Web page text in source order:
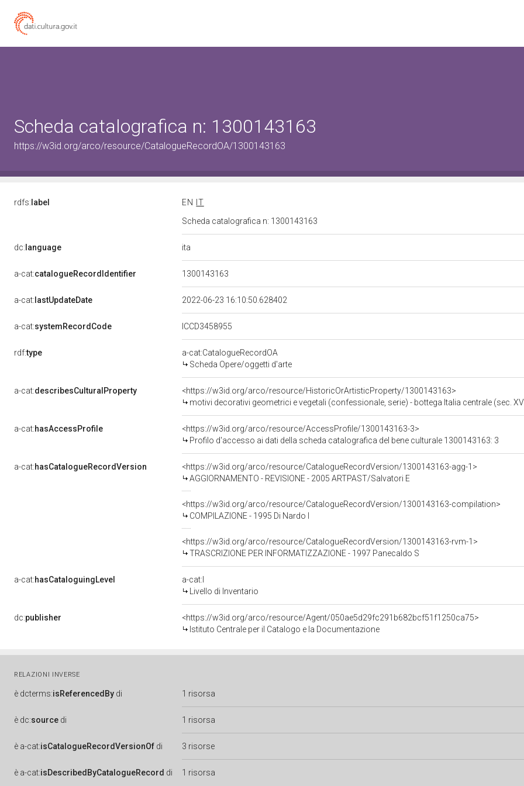
Scheda catalografica n: 1300143163
https://w3id.org/arco/resource/CatalogueRecordOA/1300143163
rdfs: label EN
IT
Scheda catalografica n: 1300143163
dc: language ita
a-cat:catalogueRecordIdentifier 1300143163
a-cat: lastUpdateDate 2022-06-23 16:10:50.628402
a-cat:systemRecordCode ICCD3458955
rdf:type
a-cat:CatalogueRecordOA
Scheda Opere/oggetti d'arte
a-cat:describesCulturalProperty
<https://w3id.org/arco/resource/HistoricOrArtisticProperty/1300143163>
motivi decorativi geometrici e vegetali (confessionale, serie) - bottega Italia centrale (sec.
a-cat:hasAccessProfile
<https://w3id.org/arco/resource/AccessProfile/1300143163-3>
Profilo d'accesso ai dati della scheda catalografica del bene culturale 1300143163: 3
a-cat:hasCatalogueRecordVersion
<https://w3id.org/arco/resource/CatalogueRecordVersion/1300143163-agg-1>
AGGIORNAMENTO - REVISIONE - 2005 ARTPAST/Salvatori E
<https://w3id.org/arco/resource/CatalogueRecordVersion/1300143163-compilation>
COMPILAZIONE - 1995 Di Nardo I
<https://w3id.org/arco/resource/CatalogueRecordVersion/1300143163-rvm-1>
TRASCRIZIONE PER INFORMATIZZAZIONE - 1997 Panecaldo S
a-cat:hasCataloguingLevel
a-cat:I
Livello di Inventario
dc:publisher
<https://w3id.org/arco/resource/Agent/050ae5d29fc291b682bcf51f1250ca75>
Istituto Centrale per il Catalogo e la Documentazione
RELAZIONI INVERSE
è dcterms:isReferencedBy di 1 risorsa
è dc:source di 1 risorsa
è a-cat:isCatalogueRecordVersionOf di 3 risorse
è a-cat:isDescribedByCatalogueRecord di 1 risorsa